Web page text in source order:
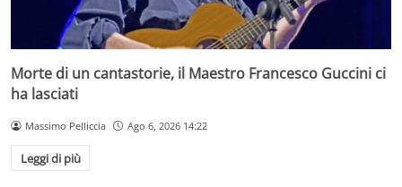
Morte di un cantastorie, il Maestro Francesco Guccini ci
ha lasciati
Massimo Pelliccia Ago 6, 2026 14:22
Leggi di più